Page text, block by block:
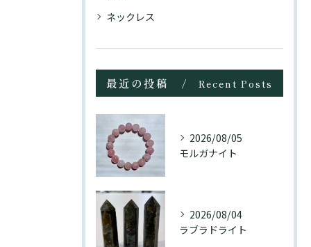
ネックレス
最近の投稿 Recent Posts
2026/08/05
モルガナイト
2026/08/04
ラブラドライト